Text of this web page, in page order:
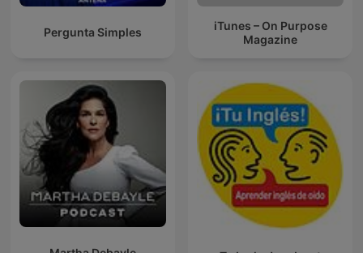
Pergunta Simples
iTunes – On Purpose
Magazine